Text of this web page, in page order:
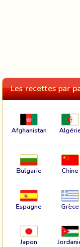
Les recettes par
Afghanistan
Bulgarie Chine
Espagne Grèce
Japon